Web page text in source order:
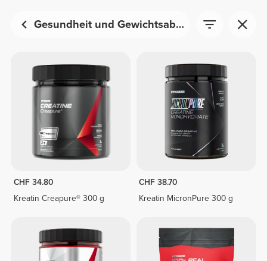
Gesundheit und Gewichtsabnahme
CHF 34.80
Kreatin Creapure® 300 g
CHF 38.70
Kreatin MicronPure 300 g